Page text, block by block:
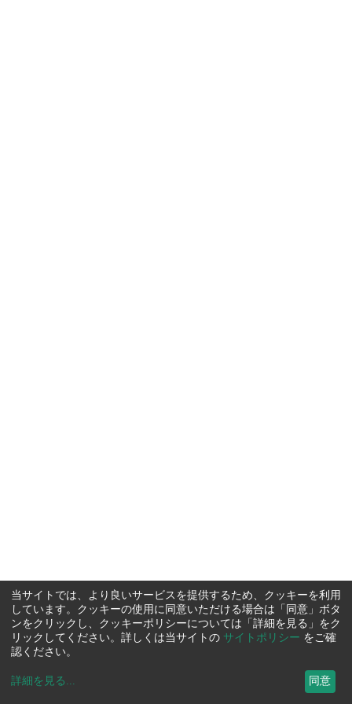
当サイトでは、より良いサービスを提供するため、クッキーを利用
しています。クッキーの使用に同意いただける場合は「同意」ボタ
ンをクリックし、クッキーポリシーについては「詳細を見る」をク
リックしてください。詳しくは当サイトの サイトポリシー をご確
認ください。
詳細を見る ... 同意